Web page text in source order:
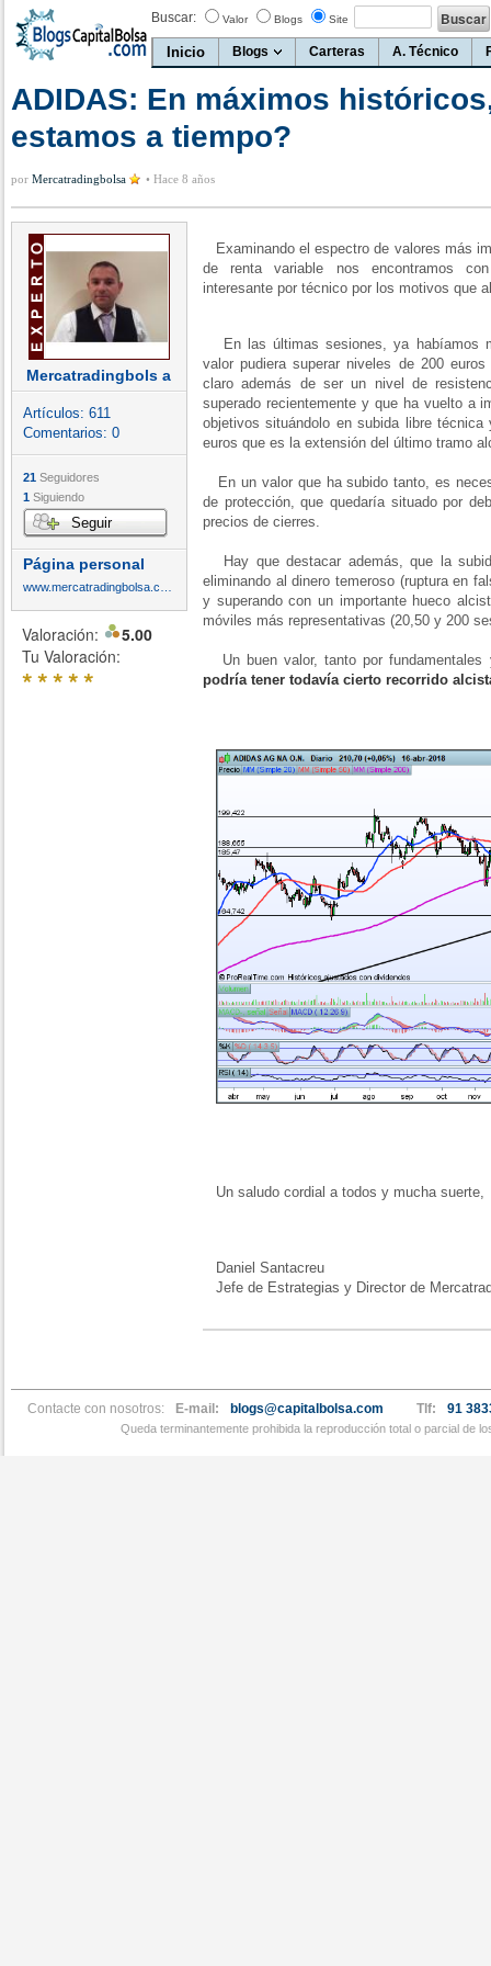
Buscar: Valor Blogs Site
Inicio Blogs Carteras A. Técnico
ADIDAS: En máximos
estamos a tiempo?
por Mercatradingbolsa • Hace 8 años
Mercatradingbols a
Artículos: 611
Comentarios: 0
21 Seguidores
1 Siguiendo
Seguir
Página personal
Valoración:
5.00
Tu Valoración:
*****
Examinando el espectro de valores más
de renta variable nos encontramos
interesante por técnico por los motivos que
En las últimas sesiones, ya habíamos
valor pudiera superar niveles de 200
claro además de ser un nivel de
superado recientemente y que ha vuelto a
objetivos situándolo en subida libre
euros que es la extensión del último tramo
En un valor que ha subido tanto, es
de protección, que quedaría situado por
precios de cierres.
Hay que destacar además, que la
eliminando al dinero temeroso (ruptura en
y superando con un importante hueco
móviles más representativas (20,50 y 200
Un buen valor, tanto por
podría tener todavía cierto recorrido
Un saludo cordial a todos y mucha suerte,
Daniel Santacreu
Jefe de Estrategias y Director de
Contacte con nosotros: E-mail: blogs@capitalbolsa.com Tlf: 91
Queda terminantemente prohibida la reproducción total o parcial de